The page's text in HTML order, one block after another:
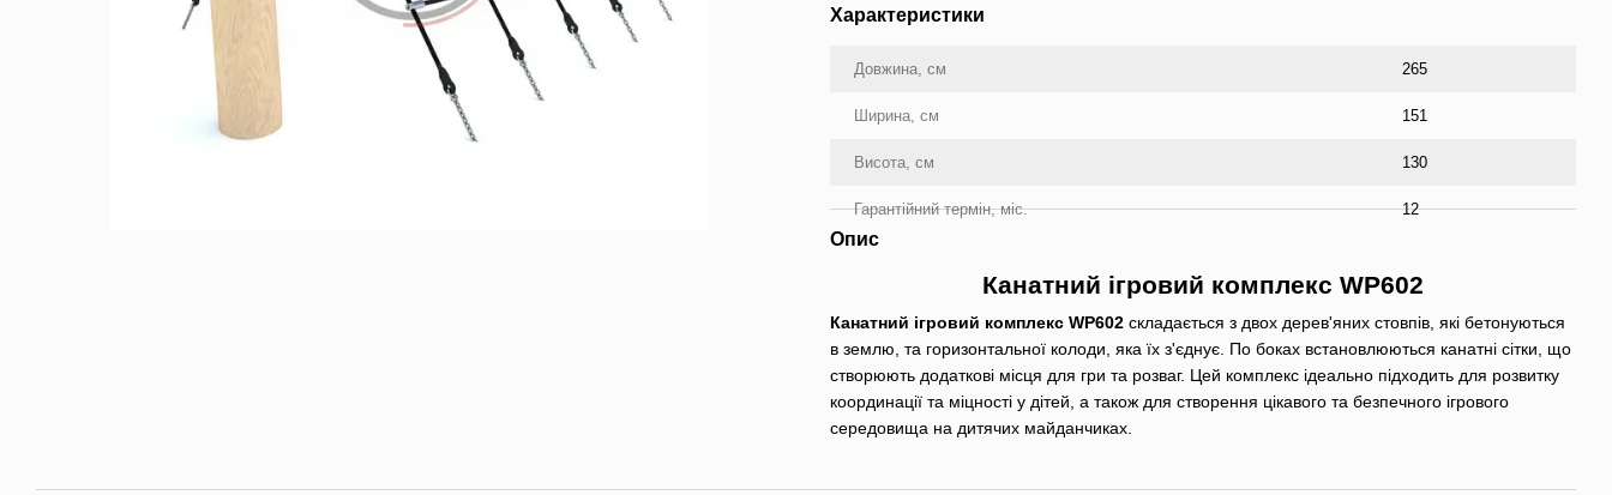
Характеристики
Довжина, см 265
Ширина, см 151
Висота, см 130
Гарантійний термін, міс. 12
Опис
Канатний ігровий комплекс WP602
Канатний ігровий комплекс WP602 складається з двох дерев'яних стовпів, які бетонуються
в землю, та горизонтальної колоди, яка їх з'єднує. По боках встановлюються канатні сітки, що
створюють додаткові місця для гри та розваг. Цей комплекс ідеально підходить для розвитку
координації та міцності у дітей, а також для створення цікавого та безпечного ігрового
середовища на дитячих майданчиках.